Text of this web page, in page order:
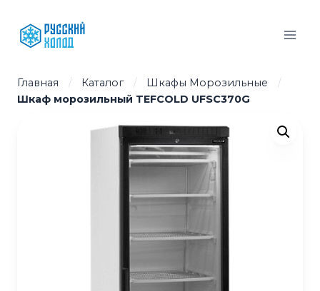
содержимому
Главная / Каталог / Шкафы Морозильные
/
Шкаф морозильный TEFCOLD UFSC370G